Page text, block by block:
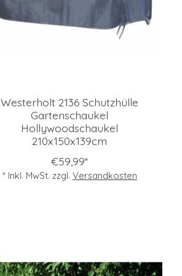
Westerholt 2136 Schutzhülle
Gartenschaukel
Hollywoodschaukel
210x150x139cm
€59,99*
* Inkl. MwSt. zzgl. Versandkosten